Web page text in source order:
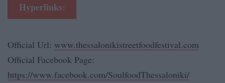
Hyperlinks:
Official Url: www.thessalonikistreetfoodfestival.com
Official Facebook Page:
https://www.facebook.com/SoulfoodThessaloniki/